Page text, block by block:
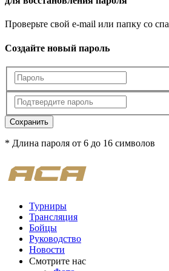
Проверьте свой e-mail или папку со
Создайте новый пароль
Сохранить
* Длина пароля от 6 до 16 символов
Турниры
Трансляция
Бойцы
Руководство
Новости
Смотрите нас